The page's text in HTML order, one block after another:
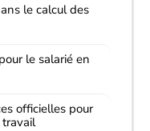
le calcul des
le salarié en
officielles pour